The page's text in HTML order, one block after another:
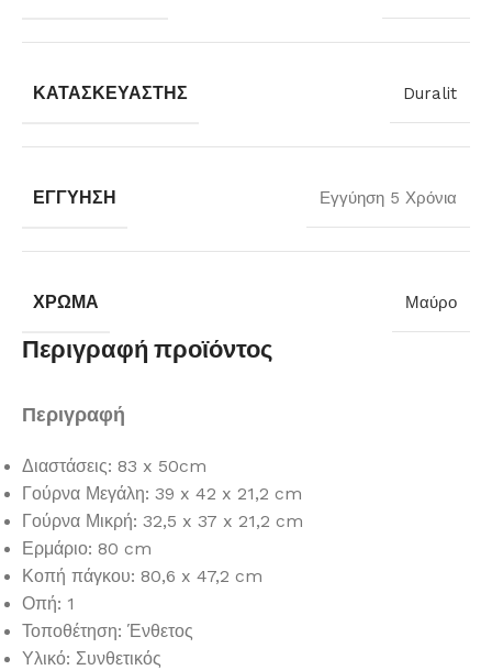
ΚΑΤΑΣΚΕΥΑΣΤΉΣ Duralit
ΕΓΓΎΗΣΗ Εγγύηση 5 Χρόνια
ΧΡΏΜΑ Μαύρο
Περιγραφή προϊόντος
Περιγραφή
Διαστάσεις: 83 x 50cm
Γούρνα Μεγάλη: 39 x 42 x 21,2 cm
Γούρνα Μικρή: 32,5 x 37 x 21,2 cm
Ερμάριο: 80 cm
Κοπή πάγκου: 80,6 x 47,2 cm
Οπή: 1
Τοποθέτηση: Ένθετος
Υλικό: Συνθετικός